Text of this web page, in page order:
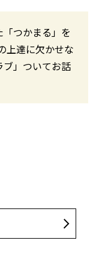
つかまる」を
上達に欠かせな
ブ」ついてお話